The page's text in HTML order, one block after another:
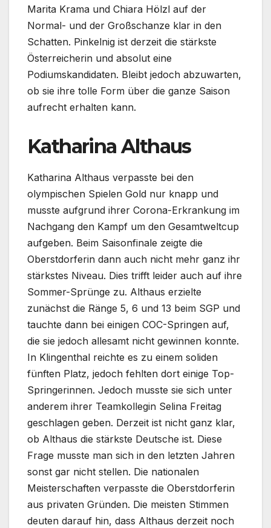
Marita Krama und Chiara Hölzl auf der
Normal- und der Großschanze klar in den
Schatten. Pinkelnig ist derzeit die stärkste
Österreicherin und absolut eine
Podiumskandidaten. Bleibt jedoch abzuwarten,
ob sie ihre tolle Form über die ganze Saison
aufrecht erhalten kann.
Katharina Althaus
Katharina Althaus verpasste bei den
olympischen Spielen Gold nur knapp und
musste aufgrund ihrer Corona-Erkrankung im
Nachgang den Kampf um den Gesamtweltcup
aufgeben. Beim Saisonfinale zeigte die
Oberstdorferin dann auch nicht mehr ganz ihr
stärkstes Niveau. Dies trifft leider auch auf ihre
Sommer-Sprünge zu. Althaus erzielte
zunächst die Ränge 5, 6 und 13 beim SGP und
tauchte dann bei einigen COC-Springen auf,
die sie jedoch allesamt nicht gewinnen konnte.
In Klingenthal reichte es zu einem soliden
fünften Platz, jedoch fehlten dort einige Top-
Springerinnen. Jedoch musste sie sich unter
anderem ihrer Teamkollegin Selina Freitag
geschlagen geben. Derzeit ist nicht ganz klar,
ob Althaus die stärkste Deutsche ist. Diese
Frage musste man sich in den letzten Jahren
sonst gar nicht stellen. Die nationalen
Meisterschaften verpasste die Oberstdorferin
aus privaten Gründen. Die meisten Stimmen
deuten darauf hin, dass Althaus derzeit noch